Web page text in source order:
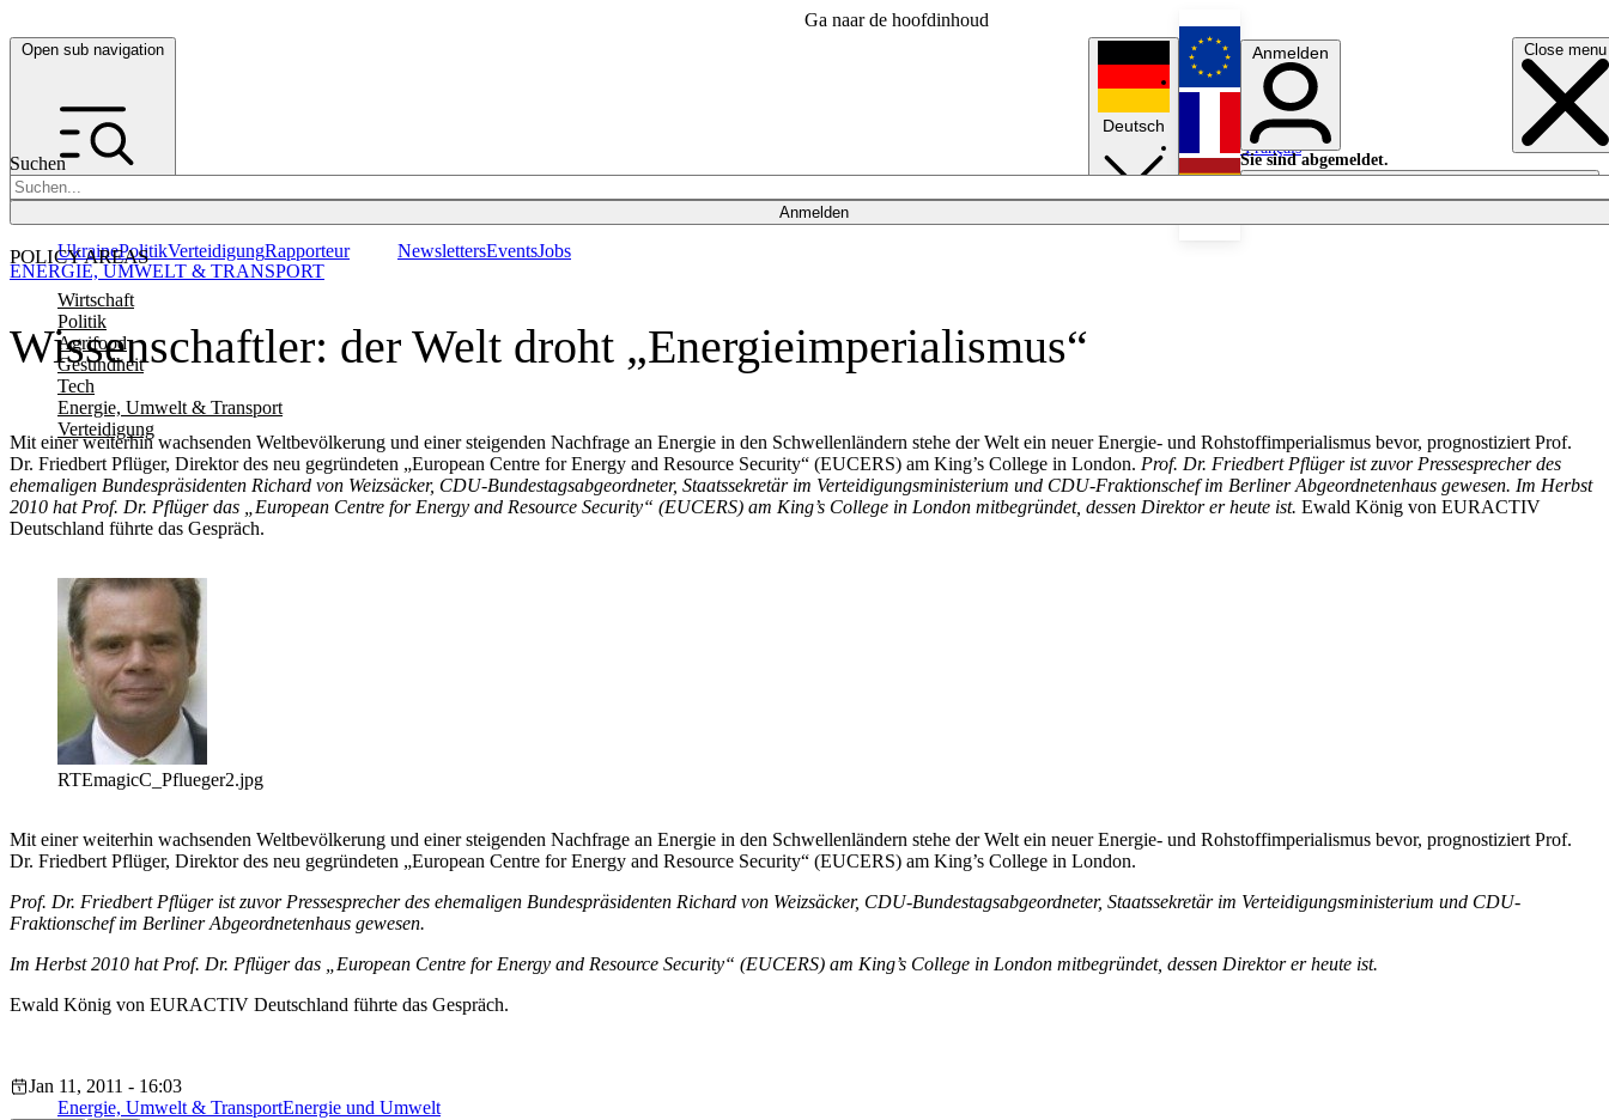
Ga naar de hoofdinhoud
Open sub navigation Close menu
Suchen
Anmelden
POLICY AREAS
Wirtschaft
Politik
Agrifood
Gesundheit
Tech
Energie, Umwelt & Transport
Verteidigung
UkrainePolitikVerteidigungRapporteur NewslettersEventsJobs
Deutsch
English
Français
Anmelden
Sie sind abgemeldet.
Anmelden
Licht aus
Wissenschaftler: der Welt droht „Energieimperialismus“
Mit einer weiterhin wachsenden Weltbevölkerung und einer steigenden Nachfrage an Energie in den Schwellenländern stehe der Welt ein neuer Energie- und Rohstoffimperialismus bevor, prognostiziert Prof.
Dr. Friedbert Pflüger, Direktor des neu gegründeten „European Centre for Energy and Resource Security“ (EUCERS) am King’s College in London. Prof. Dr. Friedbert Pflüger ist zuvor Pressesprecher des
ehemaligen Bundespräsidenten Richard von Weizsäcker, CDU-Bundestagsabgeordneter, Staatssekretär im Verteidigungsministerium und CDU-Fraktionschef im Berliner Abgeordnetenhaus gewesen. Im Herbst
2010 hat Prof. Dr. Pflüger das „European Centre for Energy and Resource Security“ (EUCERS) am King’s College in London mitbegründet, dessen Direktor er heute ist. Ewald König von EURACTIV
Deutschland führte das Gespräch.
ENERGIE, UMWELT & TRANSPORT
RTEmagicC_Pflueger2.jpg
Mit einer weiterhin wachsenden Weltbevölkerung und einer steigenden Nachfrage an Energie in den Schwellenländern stehe der Welt ein neuer Energie- und Rohstoffimperialismus bevor, prognostiziert Prof.
Dr. Friedbert Pflüger, Direktor des neu gegründeten „European Centre for Energy and Resource Security“ (EUCERS) am King’s College in London.
Prof. Dr. Friedbert Pflüger ist zuvor Pressesprecher des ehemaligen Bundespräsidenten Richard von Weizsäcker, CDU-Bundestagsabgeordneter, Staatssekretär im Verteidigungsministerium und CDU-
Fraktionschef im Berliner Abgeordnetenhaus gewesen.
Im Herbst 2010 hat Prof. Dr. Pflüger das „European Centre for Energy and Resource Security“ (EUCERS) am King’s College in London mitbegründet, dessen Direktor er heute ist.
Ewald König von EURACTIV Deutschland führte das Gespräch.
Jan 11, 2011 - 16:03
Energie, Umwelt & TransportEnergie und Umwelt